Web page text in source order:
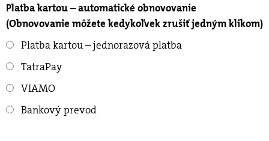
Platba kartou – automatické obnovovanie
(Obnovovanie môžete kedykoľvek zrušiť jedným klikom)
Platba kartou – jednorazová platba
TatraPay
VIAMO
Bankový prevod